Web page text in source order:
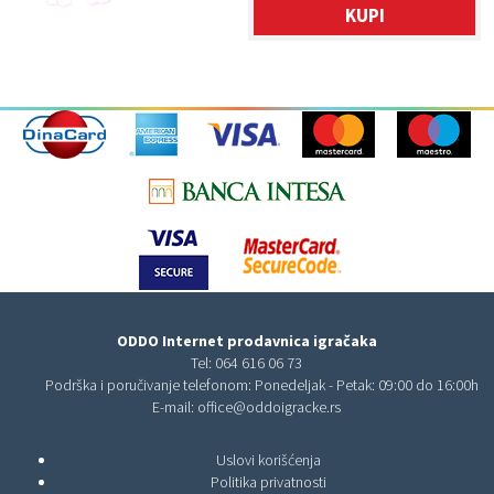
KUPI
ODDO Internet prodavnica igračaka
Tel: 064 616 06 73
Podrška i poručivanje telefonom: Ponedeljak - Petak: 09:00 do 16:00h
E-mail: office@oddoigracke.rs
Uslovi korišćenja
Politika privatnosti